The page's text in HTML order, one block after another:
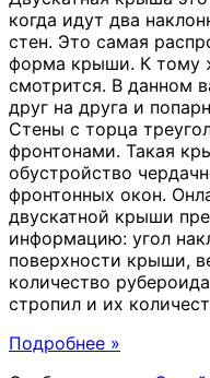
когда идут два
стен. Это самая
форма крыши. К тому
смотрится. В данном
друг на друга и
Стены с торца
фронтонами. Такая
обустройство
фронтонных окон.
двускатной крыши
информацию: угол
поверхности крыши,
количество
стропил и их
Подробнее »